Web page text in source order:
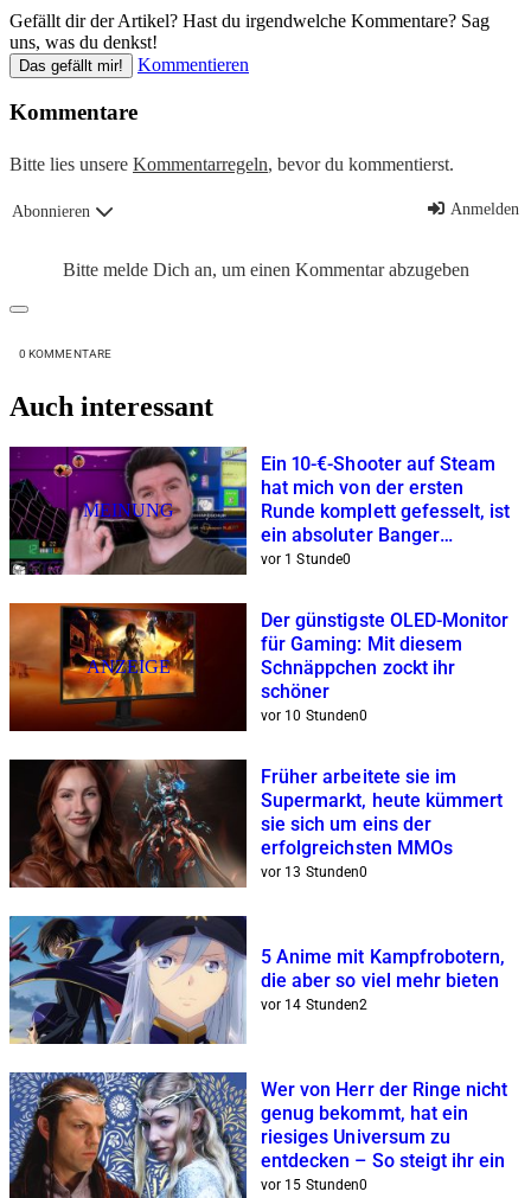
Gefällt dir der Artikel? Hast du irgendwelche Kommentare? Sag
uns, was du denkst!
Das gefällt mir! Kommentieren
Kommentare
Bitte lies unsere Kommentarregeln, bevor du kommentierst.
Abonnieren Anmelden
Bitte melde Dich an, um einen Kommentar abzugeben
0 KOMMENTARE
Auch interessant
MEINUNG
Ein 10-€-Shooter auf Steam
hat mich von der ersten
Runde komplett gefesselt, ist
ein absoluter Banger
mit Dopaminrausch-Garantie
vor 1 Stunde0
ANZEIGE
Der günstigste OLED-Monitor
für Gaming: Mit diesem
Schnäppchen zockt ihr
schöner
vor 10 Stunden0
Früher arbeitete sie im
Supermarkt, heute kümmert
sie sich um eins der
erfolgreichsten MMOs
vor 13 Stunden0
5 Anime mit Kampfrobotern,
die aber so viel mehr bieten
vor 14 Stunden2
Wer von Herr der Ringe nicht
genug bekommt, hat ein
riesiges Universum zu
entdecken – So steigt ihr ein
vor 15 Stunden0